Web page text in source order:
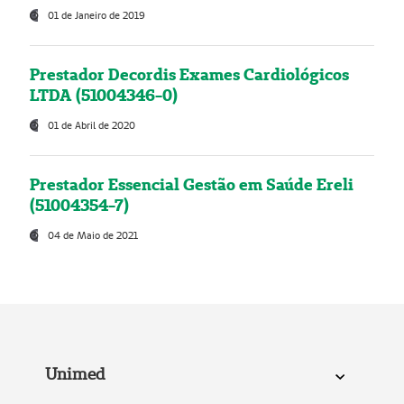
01 de Janeiro de 2019
Prestador Decordis Exames Cardiológicos
LTDA (51004346-0)
01 de Abril de 2020
Prestador Essencial Gestão em Saúde Ereli
(51004354-7)
04 de Maio de 2021
Unimed